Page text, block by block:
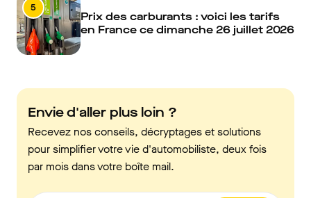
5
Prix des carburants : voici les tarifs
en France ce dimanche 26 juillet 2026
Envie d'aller plus loin ?
Recevez nos conseils, décryptages et solutions
pour simplifier votre vie d'automobiliste, deux fois
par mois dans votre boîte mail.